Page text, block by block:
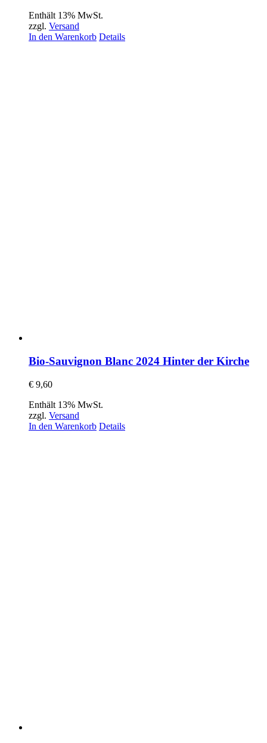
Enthält 13% MwSt.
zzgl. Versand
In den Warenkorb Details
Bio-Sauvignon Blanc 2024 Hinter der Kirche
€ 9,60
Enthält 13% MwSt.
zzgl. Versand
In den Warenkorb Details